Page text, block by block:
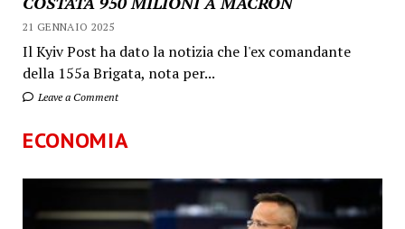
21 GENNAIO 2025
Il Kyiv Post ha dato la notizia che l'ex comandante
della 155a Brigata, nota per...
Leave a Comment
ECONOMIA